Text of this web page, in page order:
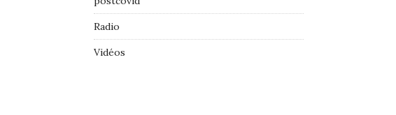
Radio
Vidéos